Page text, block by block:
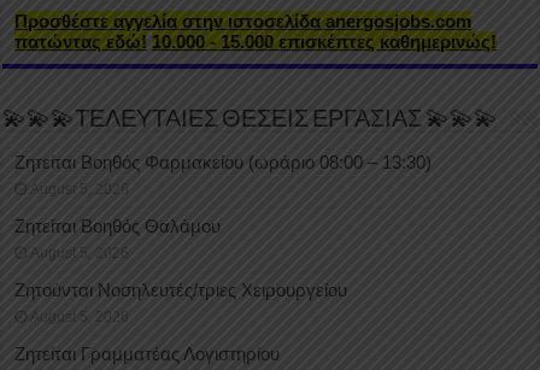
Προσθέστε αγγελία στην ιστοσελίδα anergosjobs.com
πατώντας εδώ! 10.000 - 15.000 επισκέπτες καθημερινώς!
💫💫💫ΤΕΛΕΥΤΑΙΕΣ ΘΕΣΕΙΣ ΕΡΓΑΣΙΑΣ 💫💫💫
Ζητείται Βοηθός Φαρμακείου (ωράριο 08:00 – 13:30)
August 5, 2026
Ζητείται Βοηθός Θαλάμου
August 5, 2026
Ζητούνται Νοσηλευτές/τριες Χειρουργείου
August 5, 2026
Ζητείται Γραμματέας Λογιστηρίου